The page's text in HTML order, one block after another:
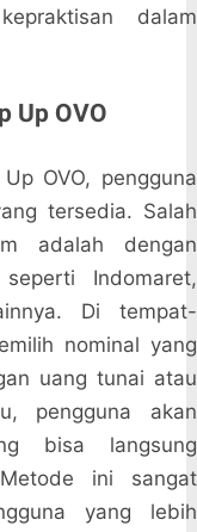
dalam
Up OVO
OVO, pengguna
tersedia. Salah
adalah dengan
Indomaret,
Di tempat-
nominal yang
uang tunai atau
pengguna akan
bisa langsung
ini sangat
yang lebih